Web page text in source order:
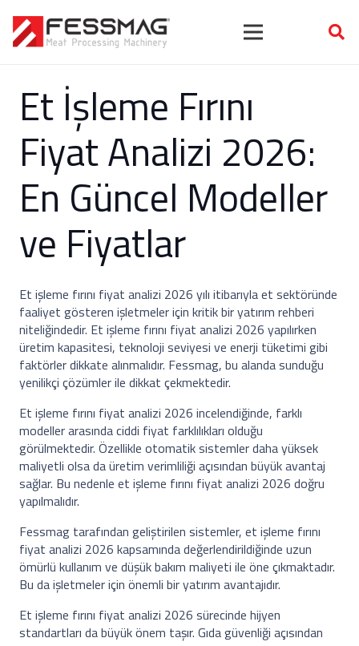
Et İşleme Fırını
Fiyat Analizi 2026:
En Güncel Modeller
ve Fiyatlar
Et işleme fırını fiyat analizi 2026 yılı itibarıyla et sektöründe
faaliyet gösteren işletmeler için kritik bir yatırım rehberi
niteliğindedir. Et işleme fırını fiyat analizi 2026 yapılırken
üretim kapasitesi, teknoloji seviyesi ve enerji tüketimi gibi
faktörler dikkate alınmalıdır. Fessmag, bu alanda sunduğu
yenilikçi çözümler ile dikkat çekmektedir.
Et işleme fırını fiyat analizi 2026 incelendiğinde, farklı
modeller arasında ciddi fiyat farklılıkları olduğu
görülmektedir. Özellikle otomatik sistemler daha yüksek
maliyetli olsa da üretim verimliliği açısından büyük avantaj
sağlar. Bu nedenle et işleme fırını fiyat analizi 2026 doğru
yapılmalıdır.
Fessmag tarafından geliştirilen sistemler, et işleme fırını
fiyat analizi 2026 kapsamında değerlendirildiğinde uzun
ömürlü kullanım ve düşük bakım maliyeti ile öne çıkmaktadır.
Bu da işletmeler için önemli bir yatırım avantajıdır.
Et işleme fırını fiyat analizi 2026 sürecinde hijyen
standartları da büyük önem taşır. Gıda güvenliği açısından